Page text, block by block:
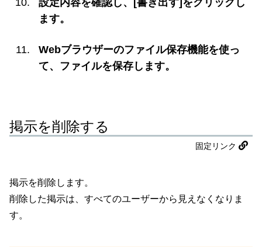
設定内容を確認し、[書き出す]をクリックし
ます。
Webブラウザーのファイル保存機能を使っ
て、ファイルを保存します。
掲示を削除する
固定リンク
掲示を削除します。
削除した掲示は、すべてのユーザーから見えなくなりま
す。